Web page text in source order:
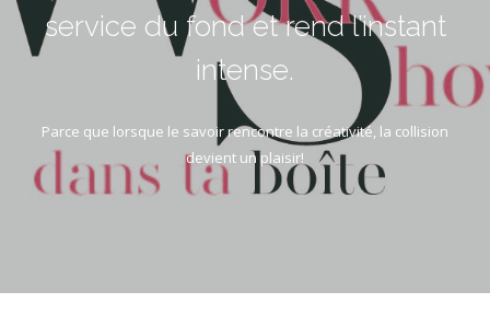
service du fond et rend l’instant
intense.
Parce que lorsque le savoir rencontre la créativité, la collision
devient un plaisir!